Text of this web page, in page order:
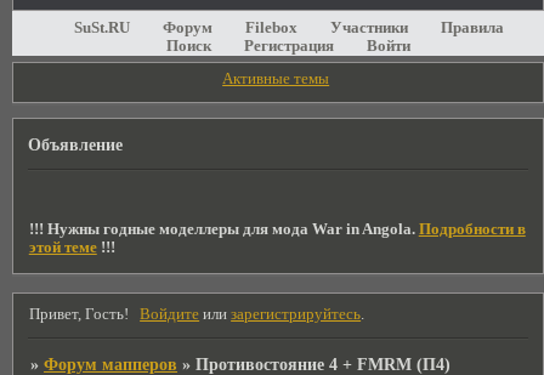
SuSt.RU Форум Filebox Участники
Правила
Поиск
Регистрация
Войти
Активные темы
Объявление
!!! Нужны годные моделлеры для мода War in Angola. Подробности в
этой теме!!!
Привет, Гость! Войдите илизарегистрируйтесь.
»Форум мапперов »Противостояние 4 + FMRM (П4)